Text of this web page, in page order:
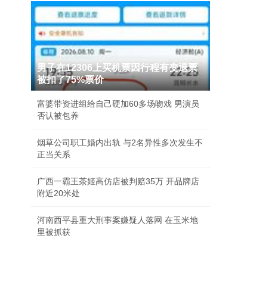
男子在12306上买机票因行程有变退票
被扣了75%票价
富婆带资进组给自己硬加60多场吻戏 男演员
否认被包养
烟草公司职工婚内出轨 与2名异性多次发生不
正当关系
广西一霸王茶姬高仿店被判赔35万 开品牌店
附近20米处
河南西平县重大刑事案嫌疑人落网 在玉米地
里被抓获